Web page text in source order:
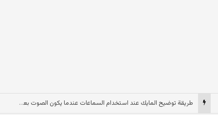
طريقة توضيح المايك عند استخدام السماعات عندما يكون الصوت بعيد وقت المكالمات